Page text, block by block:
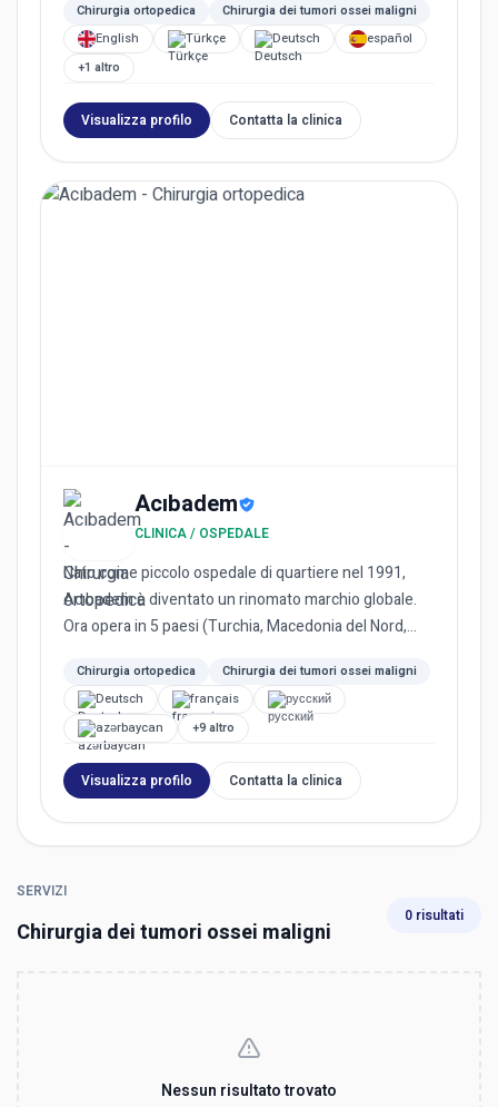
Chirurgia ortopedica
Chirurgia dei tumori ossei maligni
English
Türkçe Deutsch
español
+1 altro
Visualizza profilo Contatta la clinica
Acıbadem
CLINICA / OSPEDALE
Nato come piccolo ospedale di quartiere nel 1991,
Acıbadem è diventato un rinomato marchio globale.
Ora opera in 5 paesi (Turchia, Macedonia del Nord,
Chirurgia ortopedica
Chirurgia dei tumori ossei maligni
Deutsch
français
русский
azərbaycan
+9 altro
Visualizza profilo Contatta la clinica
SERVIZI
Chirurgia dei tumori ossei maligni
0 risultati
Nessun risultato trovato